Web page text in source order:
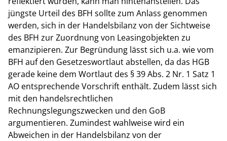
jüngste Urteil des BFH sollte zum Anlass genommen
werden, sich in der Handelsbilanz von der Sichtweise
des BFH zur Zuordnung von Leasingobjekten zu
emanzipieren. Zur Begründung lässt sich u.a. wie vom
BFH auf den Gesetzeswortlaut abstellen, da das HGB
gerade keine dem Wortlaut des § 39 Abs. 2 Nr. 1 Satz 1
AO entsprechende Vorschrift enthält. Zudem lässt sich
mit den handelsrechtlichen
Rechnungslegungszwecken und den GoB
argumentieren. Zumindest wahlweise wird ein
Abweichen in der Handelsbilanz von der